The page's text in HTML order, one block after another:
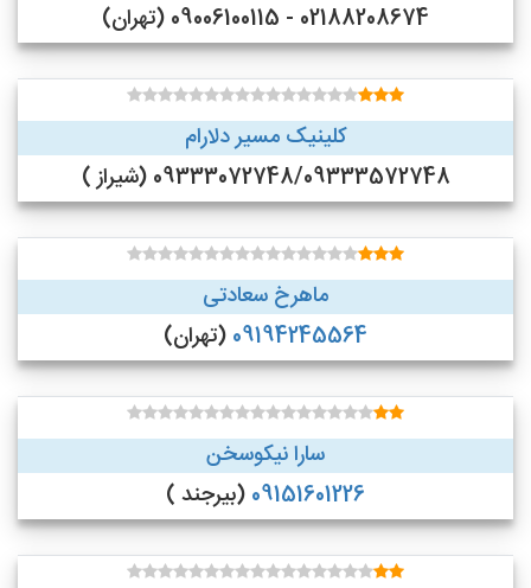
02188208674 - 09006100115 (تهران)
کلینیک مسیر دلارام
09333072748/09333572748 (شیراز )
ماهرخ سعادتی
09194245564 (تهران)
سارا نیکوسخن
09151601226 (بیرجند )